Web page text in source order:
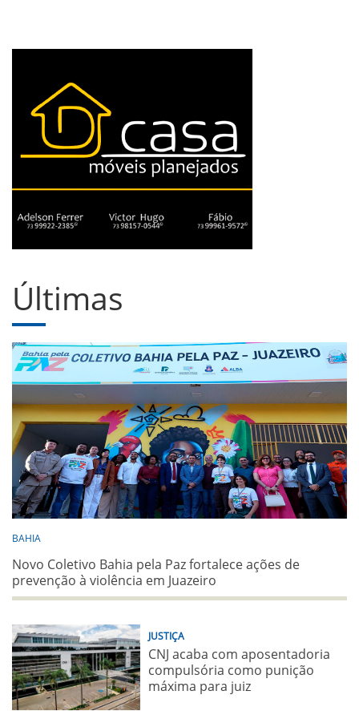
Últimas
BAHIA
Novo Coletivo Bahia pela Paz fortalece ações de
prevenção à violência em Juazeiro
JUSTIÇA
CNJ acaba com aposentadoria
compulsória como punição
máxima para juiz